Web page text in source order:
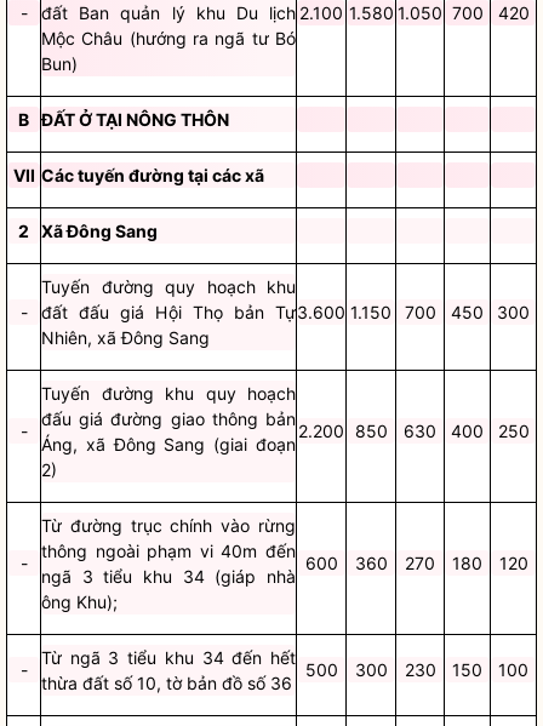
-
đất Ban quản lý khu Du lịch
Mộc Châu (hướng ra ngã tư Bó
Bun)
2.100 1.580 1.050 700 420
B ĐẤT Ở TẠI NÔNG THÔN
VII Các tuyến đường tại các xã
2 Xã Đông Sang
-
Tuyến đường quy hoạch khu
đất đấu giá Hội Thọ bản Tự
Nhiên, xã Đông Sang
3.600 1.150 700 450 300
-
Tuyến đường khu quy hoạch
đấu giá đường giao thông bản
Áng, xã Đông Sang (giai đoạn
2)
2.200 850 630 400 250
-
Từ đường trục chính vào rừng
thông ngoài phạm vi 40m đến
ngã 3 tiểu khu 34 (giáp nhà
ông Khu);
600 360 270 180 120
-
Từ ngã 3 tiểu khu 34 đến hết
thừa đất số 10, tờ bản đồ số 36
500 300 230 150 100